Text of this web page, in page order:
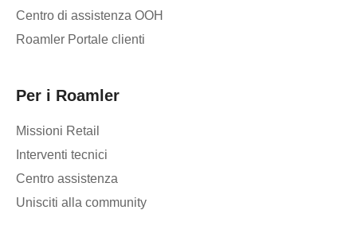
Centro di assistenza OOH
Roamler Portale clienti
Per i Roamler
Missioni Retail
Interventi tecnici
Centro assistenza
Unisciti alla community